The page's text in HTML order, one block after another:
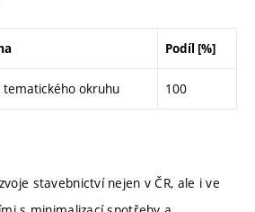
Podíl [%]
tematického okruhu 100
stavebnictví nejen v ČR, ale i ve